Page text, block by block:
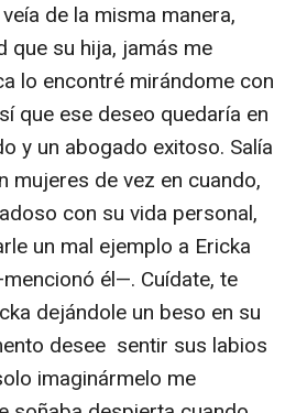
de la misma manera,
que su hija, jamás me
lo encontré mirándome con
que ese deseo quedaría en
y un abogado exitoso. Salía
mujeres de vez en cuando,
con su vida personal,
un mal ejemplo a Ericka
él—. Cuídate, te
dejándole un beso en su
desee  sentir sus labios
imaginármelo me